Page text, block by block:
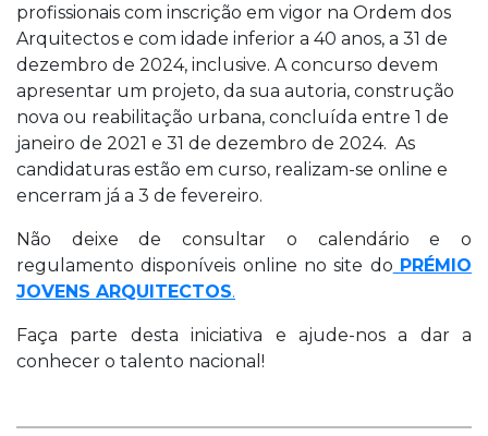
profissionais com inscrição em vigor na Ordem dos
Arquitectos e com idade inferior a 40 anos, a 31 de
dezembro de 2024, inclusive. A concurso devem
apresentar um projeto, da sua autoria, construção
nova ou reabilitação urbana, concluída entre 1 de
janeiro de 2021 e 31 de dezembro de 2024. As
candidaturas estão em curso, realizam-se online e
encerram já a 3 de fevereiro.
Não deixe de consultar o calendário e o
regulamento disponíveis online no site do PRÉMIO
JOVENS ARQUITECTOS.
Faça parte desta iniciativa e ajude-nos a dar a
conhecer o talento nacional!